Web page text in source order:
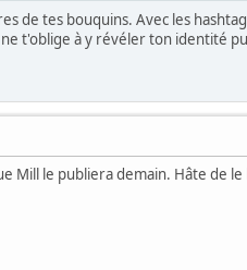
de tes bouquins. Avec les
t'oblige à y révéler ton identité
Mill le publiera demain. Hâte de le